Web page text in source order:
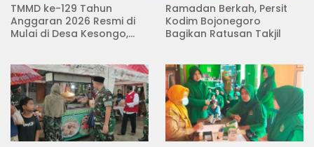
TMMD ke-129 Tahun
Anggaran 2026 Resmi di
Mulai di Desa Kesongo,
Ramadan Berkah, Persit
Kodim Bojonegoro
Bagikan Ratusan Takjil